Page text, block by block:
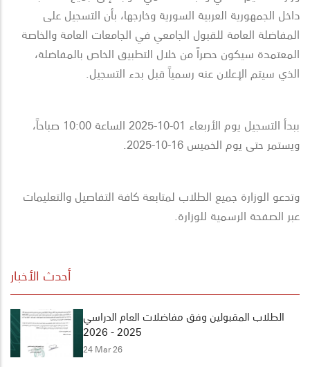
داخل الجمهورية العربية السورية وخارجها، بأن التسجيل على
المفاضلة العامة للقبول الجامعي في الجامعات العامة والخاصة
المعتمدة سيكون حصراً من خلال التطبيق الخاص بالمفاضلة،
الذي سيتم الإعلان عنه رسمياً قبل بدء التسجيل.
ببدأ التسجيل يوم الأربعاء 01-10-2025 الساعة 10:00 صباحاً،
ويستمر حتى يوم الخميس 16-10-2025
.
وتدعو الوزارة جميع الطلاب لمتابعة كافة التفاصيل والتعليمات
عبر الصفحة الرسمية للوزارة.
أحدث الأخبار
الطلاب المقبولين وفق مفاضلات العام الدراسي
2025 - 2026
24 Mar 26